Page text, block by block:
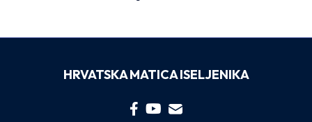
HRVATSKA MATICA ISELJENIKA